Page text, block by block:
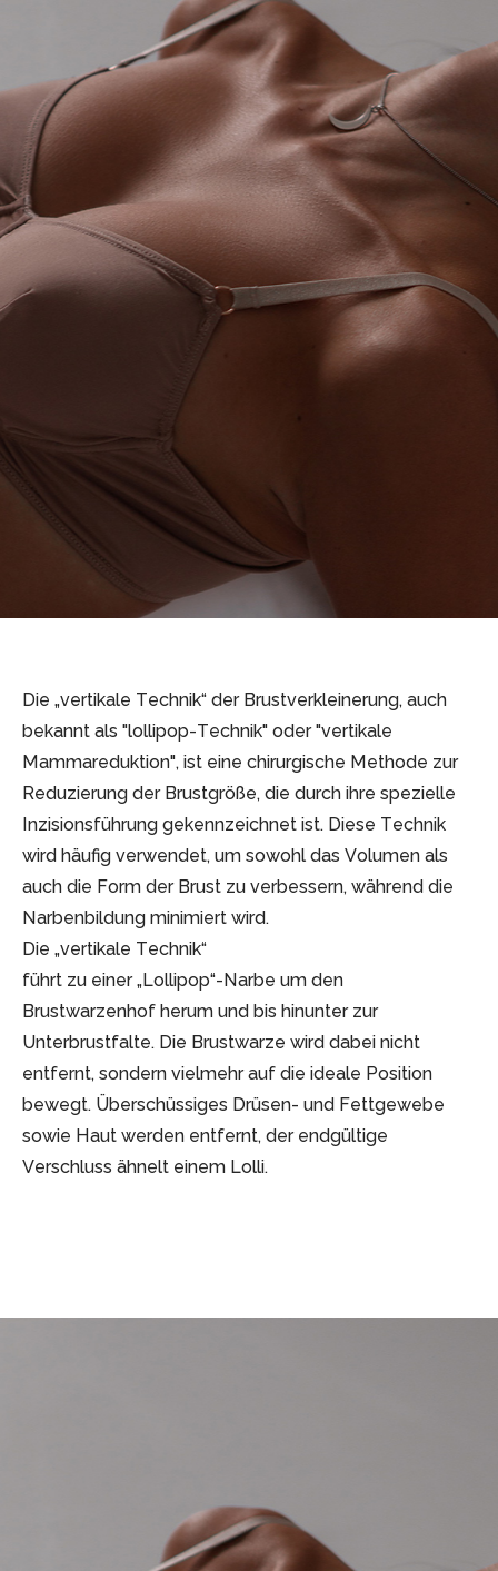
Die „vertikale Technik“ der Brustverkleinerung, auch
bekannt als "lollipop-Technik" oder "vertikale
Mammareduktion", ist eine chirurgische Methode zur
Reduzierung der Brustgröße, die durch ihre spezielle
Inzisionsführung gekennzeichnet ist. Diese Technik
wird häufig verwendet, um sowohl das Volumen als
auch die Form der Brust zu verbessern, während die
Narbenbildung minimiert wird.
Die „vertikale Technik“
führt zu einer „Lollipop“-Narbe um den
Brustwarzenhof herum und bis hinunter zur
Unterbrustfalte. Die Brustwarze wird dabei nicht
entfernt, sondern vielmehr auf die ideale Position
bewegt. Überschüssiges Drüsen- und Fettgewebe
sowie Haut werden entfernt, der endgültige
Verschluss ähnelt einem Lolli.